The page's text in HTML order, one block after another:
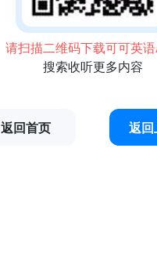
请扫描二维码下载可可英
搜索收听更多内容
返回首页 返回